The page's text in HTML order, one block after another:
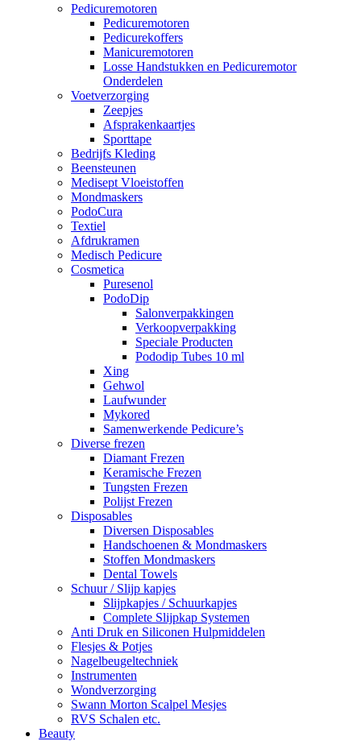
Pedicuremotoren
Pedicuremotoren
Pedicurekoffers
Manicuremotoren
Losse Handstukken en Pedicuremotor
Onderdelen
Voetverzorging
Zeepjes
Afsprakenkaartjes
Sporttape
Bedrijfs Kleding
Beensteunen
Medisept Vloeistoffen
Mondmaskers
PodoCura
Textiel
Afdrukramen
Medisch Pedicure
Cosmetica
Puresenol
PodoDip
Salonverpakkingen
Verkoopverpakking
Speciale Producten
Pododip Tubes 10 ml
Xing
Gehwol
Laufwunder
Mykored
Samenwerkende Pedicure’s
Diverse frezen
Diamant Frezen
Keramische Frezen
Tungsten Frezen
Polijst Frezen
Disposables
Diversen Disposables
Handschoenen & Mondmaskers
Stoffen Mondmaskers
Dental Towels
Schuur / Slijp kapjes
Slijpkapjes / Schuurkapjes
Complete Slijpkap Systemen
Anti Druk en Siliconen Hulpmiddelen
Flesjes & Potjes
Nagelbeugeltechniek
Instrumenten
Wondverzorging
Swann Morton Scalpel Mesjes
RVS Schalen etc.
Beauty